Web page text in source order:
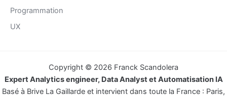
Programmation
UX
Copyright © 2026 Franck Scandolera
Expert Analytics engineer, Data Analyst et Automatisation IA
Basé à Brive La Gaillarde et intervient dans toute la France : Paris,